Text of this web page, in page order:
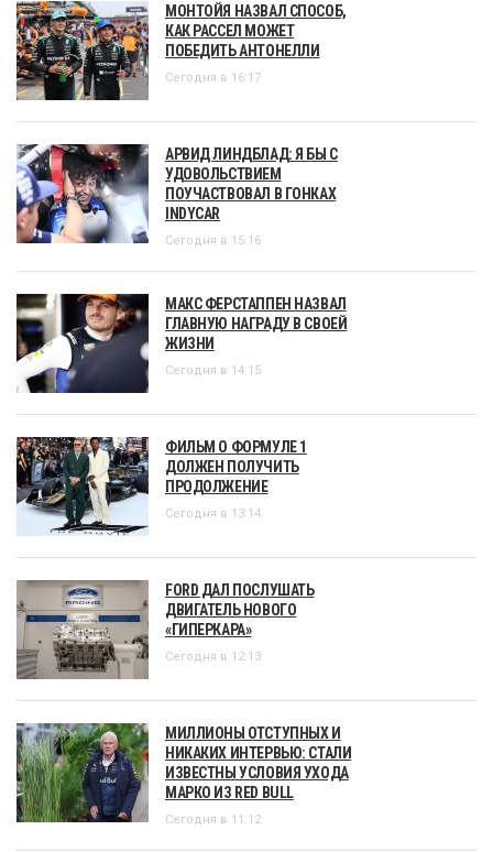
МОНТОЙЯ НАЗВАЛ СПОСОБ,
КАК РАССЕЛ МОЖЕТ
ПОБЕДИТЬ АНТОНЕЛЛИ
Сегодня в 16:17
АРВИД ЛИНДБЛАД: Я БЫ С
УДОВОЛЬСТВИЕМ
ПОУЧАСТВОВАЛ В ГОНКАХ
INDYCAR
Сегодня в 15:16
МАКС ФЕРСТАППЕН НАЗВАЛ
ГЛАВНУЮ НАГРАДУ В СВОЕЙ
ЖИЗНИ
Сегодня в 14:15
ФИЛЬМ О ФОРМУЛЕ 1
ДОЛЖЕН ПОЛУЧИТЬ
ПРОДОЛЖЕНИЕ
Сегодня в 13:14
FORD ДАЛ ПОСЛУШАТЬ
ДВИГАТЕЛЬ НОВОГО
«ГИПЕРКАРА»
Сегодня в 12:13
МИЛЛИОНЫ ОТСТУПНЫХ И
НИКАКИХ ИНТЕРВЬЮ: СТАЛИ
ИЗВЕСТНЫ УСЛОВИЯ УХОДА
МАРКО ИЗ RED BULL
Сегодня в 11:12